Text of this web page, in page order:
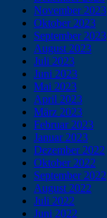
November 2023
Oktober 2023
September 2023
August 2023
Juli 2023
Juni 2023
Mai 2023
April 2023
März 2023
Februar 2023
Januar 2023
Dezember 2022
Oktober 2022
September 2022
August 2022
Juli 2022
Juni 2022